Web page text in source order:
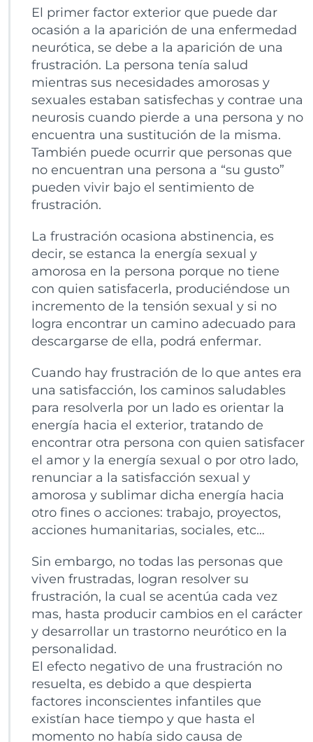
El primer factor exterior que puede dar
ocasión a la aparición de una enfermedad
neurótica, se debe a la aparición de una
frustración. La persona tenía salud
mientras sus necesidades amorosas y
sexuales estaban satisfechas y contrae una
neurosis cuando pierde a una persona y no
encuentra una sustitución de la misma.
También puede ocurrir que personas que
no encuentran una persona a “su gusto”
pueden vivir bajo el sentimiento de
frustración.
La frustración ocasiona abstinencia, es
decir, se estanca la energía sexual y
amorosa en la persona porque no tiene
con quien satisfacerla, produciéndose un
incremento de la tensión sexual y si no
logra encontrar un camino adecuado para
descargarse de ella, podrá enfermar.
Cuando hay frustración de lo que antes era
una satisfacción, los caminos saludables
para resolverla por un lado es orientar la
energía hacia el exterior, tratando de
encontrar otra persona con quien satisfacer
el amor y la energía sexual o por otro lado,
renunciar a la satisfacción sexual y
amorosa y sublimar dicha energía hacia
otro fines o acciones: trabajo, proyectos,
acciones humanitarias, sociales, etc…
Sin embargo, no todas las personas que
viven frustradas, logran resolver su
frustración, la cual se acentúa cada vez
mas, hasta producir cambios en el carácter
y desarrollar un trastorno neurótico en la
personalidad.
El efecto negativo de una frustración no
resuelta, es debido a que despierta
factores inconscientes infantiles que
existían hace tiempo y que hasta el
momento no había sido causa de